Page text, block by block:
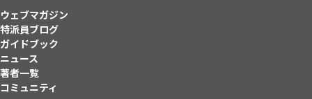
ウェブマガジン
特派員ブログ
ガイドブック
ニュース
著者一覧
コミュニティ